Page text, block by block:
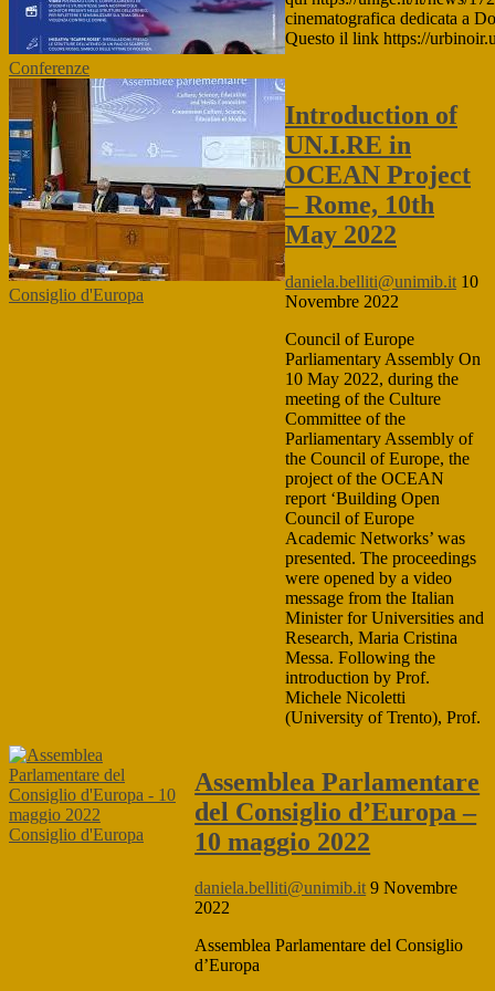
Conferenze
cinematografica dedicata a
Questo il link https://
Consiglio d'Europa
Introduction of
UN.I.RE in
OCEAN Project
– Rome, 10th
May 2022
daniela.belliti@unimib.it 10
Novembre 2022
Council of Europe
Parliamentary Assembly On
10 May 2022, during the
meeting of the Culture
Committee of the
Parliamentary Assembly of
the Council of Europe, the
project of the OCEAN
report ‘Building Open
Council of Europe
Academic Networks’ was
presented. The proceedings
were opened by a video
message from the Italian
Minister for Universities and
Research, Maria Cristina
Messa. Following the
introduction by Prof.
Michele Nicoletti
(University of Trento), Prof.
Consiglio d'Europa
Assemblea Parlamentare
del Consiglio d’Europa –
10 maggio 2022
daniela.belliti@unimib.it 9 Novembre
2022
Assemblea Parlamentare del Consiglio
d’Europa